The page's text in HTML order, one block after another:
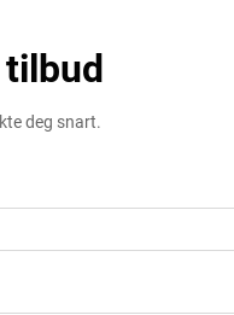
deg snart.